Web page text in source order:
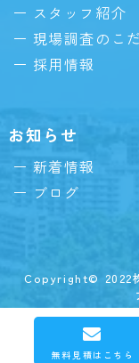
無料見積はこちら
スタッフ紹介
現場調査のこ
採用情報
お知らせ
新着情報
ブログ
Copyright© 2022